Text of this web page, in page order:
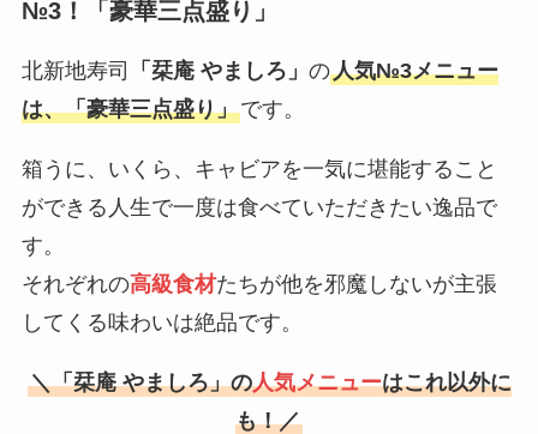
№3！「豪華三点盛り」
北新地寿司 「栞庵 やましろ」 の人気№3メニュー
は、「豪華三点盛り」です。
箱うに、いくら、キャビアを一気に堪能すること
ができる人生で一度は食べていただきたい逸品で
す。
それぞれの高級食材たちが他を邪魔しないが主張
してくる味わいは絶品です。
＼「栞庵 やましろ」の人気メニューはこれ以外に
も！／